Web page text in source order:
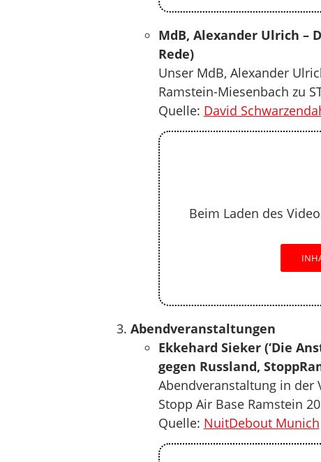
MdB, Alexander Ulrich –
Rede)
Unser MdB, Alexander
Ramstein-Miesenbach zu
Quelle: David
Beim Laden des
Abendveranstaltungen
Ekkehard Sieker (‘Die
gegen Russland,
Abendveranstaltung in der
Stopp Air Base Ramstein
Quelle: NuitDebout Munich